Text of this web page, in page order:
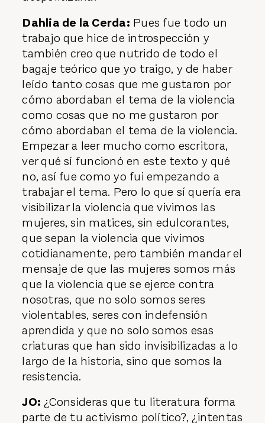
Dahlia de la Cerda: Pues fue todo un
trabajo que hice de introspección y
también creo que nutrido de todo el
bagaje teórico que yo traigo, y de haber
leído tanto cosas que me gustaron por
cómo abordaban el tema de la violencia
como cosas que no me gustaron por
cómo abordaban el tema de la violencia.
Empezar a leer mucho como escritora,
ver qué sí funcionó en este texto y qué
no, así fue como yo fui empezando a
trabajar el tema. Pero lo que sí quería era
visibilizar la violencia que vivimos las
mujeres, sin matices, sin edulcorantes,
que sepan la violencia que vivimos
cotidianamente, pero también mandar el
mensaje de que las mujeres somos más
que la violencia que se ejerce contra
nosotras, que no solo somos seres
violentables, seres con indefensión
aprendida y que no solo somos esas
criaturas que han sido invisibilizadas a lo
largo de la historia, sino que somos la
resistencia.
JO: ¿Consideras que tu literatura forma
parte de tu activismo político?, ¿intentas